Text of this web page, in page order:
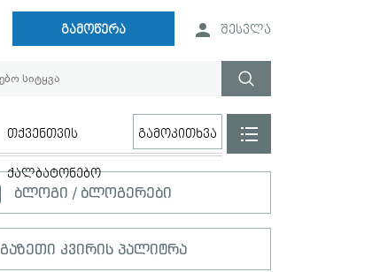
გამოწერა შესვლა
თქვენთვის
ქალბატონებო
გამოკითხვა
ბლოგი / ბლოგერები
გაზეთი კვირის პალიტრა